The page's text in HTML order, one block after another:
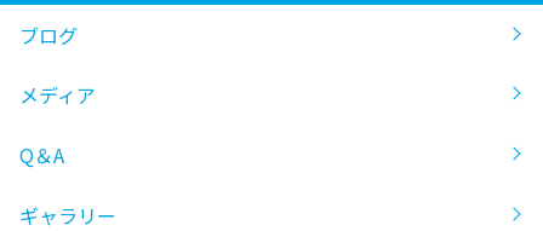
ブログ
メディア
Q＆A
ギャラリー